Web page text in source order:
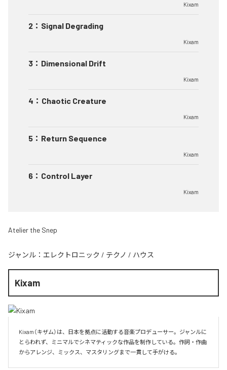
Kixam
2 ： Signal Degrading
Kixam
3 ： Dimensional Drift
Kixam
4 ： Chaotic Creature
Kixam
5 ： Return Sequence
Kixam
6 ： Control Layer
Kixam
Atelier the Snep
ジャンル： エレクトロニック / テクノ / ハウス
Kixam
Kixam（キザム）は、日本を拠点に活動する音楽プロデューサー。ジャンルに
とらわれず、ミニマルでシネマティックな作品を制作している。作詞・作曲
からアレンジ、ミックス、マスタリングまで一貫して手がける。